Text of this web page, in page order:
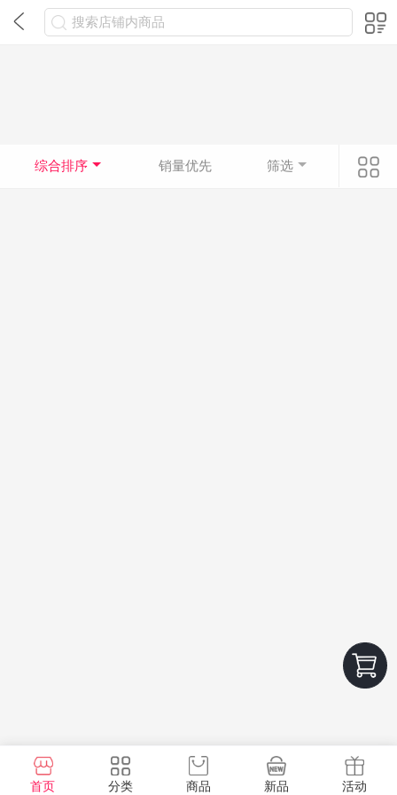
搜索店铺内商品
综合排序 销量优先 筛选
首页 分类 商品 新品 活动